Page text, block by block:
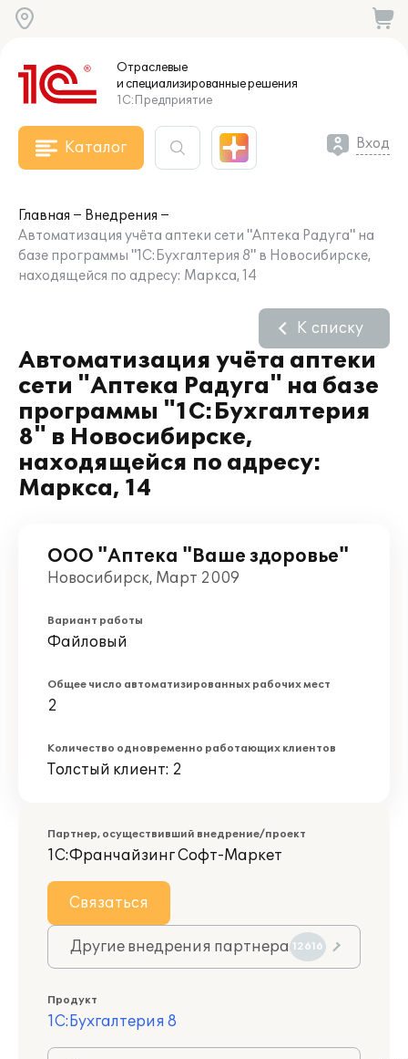
Отраслевые
и специализированныерешения
1С:Предприятие
Каталог Вход
Главная
Внедрения
Автоматизация учёта аптеки сети "Аптека Радуга" на
базе программы "1С:Бухгалтерия 8" в Новосибирске,
находящейся по адресу: Маркса, 14
Автоматизация учёта аптеки
сети "Аптека Радуга" на базе
программы "1С:Бухгалтерия
8" в Новосибирске,
находящейся по адресу:
Маркса, 14
К списку
ООО "Аптека "Ваше здоровье"
Новосибирск, Март 2009
Вариант работы
Файловый
Общее число автоматизированных рабочих мест
2
Количество одновременно работающих клиентов
Толстый клиент: 2
Партнер, осуществивший внедрение/проект
1С:Франчайзинг Софт-Маркет
Связаться
Другие внедрения партнера 12616
Продукт
1С:Бухгалтерия 8